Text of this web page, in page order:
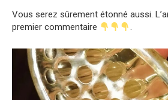
Vous serez sûrement étonné aussi.
premier commentaire
.